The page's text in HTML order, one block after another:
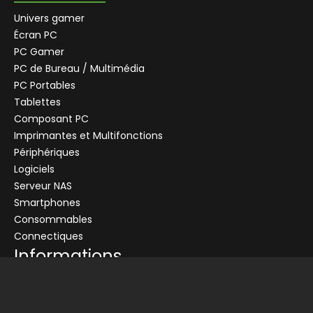
Connectez-vous pour voir les informations de ce produit
CENTRALE+
Univers gamer
Écran PC
PC Gamer
PC de Bureau / Multimédia
PC Portables
Tablettes
Composant PC
Imprimantes et Multifonctions
Périphériques
Logiciels
Serveur NAS
Smartphones
Consommables
Connectiques
Informations